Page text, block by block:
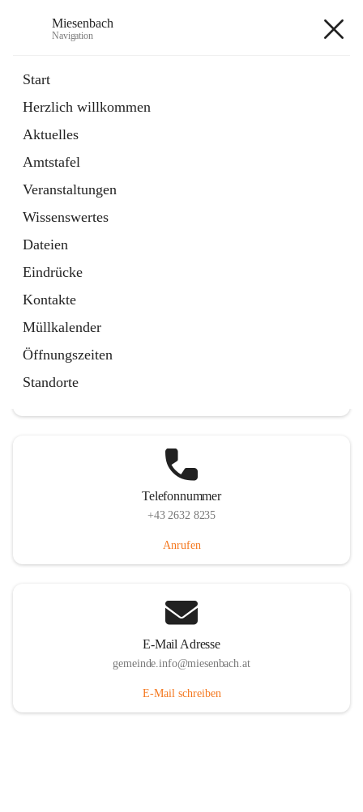
Miesenbach
Navigation
Start
Herzlich willkommen
Aktuelles
Amtstafel
Veranstaltungen
Wissenswertes
Dateien
Eindrücke
Kontakte
Müllkalender
Öffnungszeiten
Standorte
Externe Webseite
in
Tab
Region Schneebergland
Externe Webseite
öffnet
in
neuem
Tab
Telefonnummer
+43 2632 8235
Anrufen
E-Mail Adresse
gemeinde.info@miesenbach.at
E-Mail schreiben